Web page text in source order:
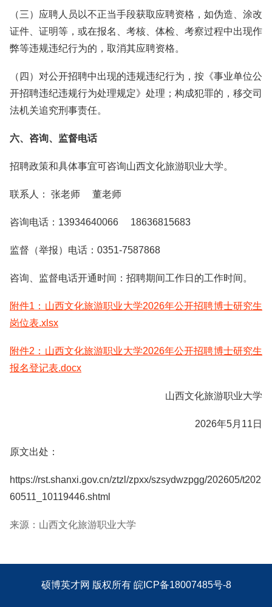
（三）应聘人员以不正当手段获取应聘资格，如伪造、涂改
证件、证明等，或在报名、考核、体检、考察过程中出现作
弊等违规违纪行为的，取消其应聘资格。
（四）对公开招聘中出现的违规违纪行为，按《事业单位公
开招聘违纪违规行为处理规定》处理；构成犯罪的，移交司
法机关追究刑事责任。
六、咨询、监督电话
招聘政策和具体事宜可咨询山西文化旅游职业大学。
联系人： 张老师 董老师
咨询电话：13934640066 18636815683
监督（举报）电话：0351-7587868
咨询、监督电话开通时间：招聘期间工作日的工作时间。
附件1：山西文化旅游职业大学2026年公开招聘博士研究生
岗位表.xlsx
附件2：山西文化旅游职业大学2026年公开招聘博士研究生
报名登记表.docx
山西文化旅游职业大学
2026年5月11日
原文出处：
https://rst.shanxi.gov.cn/ztzl/zpxx/szsydwzpgg/202605/t202
60511_10119446.shtml
来源：山西文化旅游职业大学
硕博英才网 版权所有 皖ICP备18007485号-8